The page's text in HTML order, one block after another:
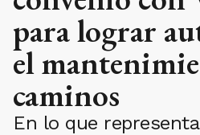
para lograr
el
caminos
En lo que